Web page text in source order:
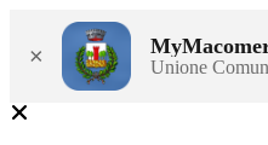
× Unione